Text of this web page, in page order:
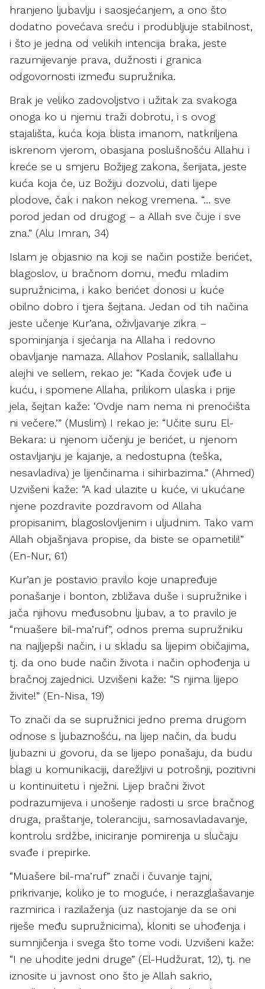
hranjeno ljubavlju i saosjećanjem, a ono što
dodatno povećava sreću i produbljuje stabilnost,
i što je jedna od velikih intencija braka, jeste
razumijevanje prava, dužnosti i granica
odgovornosti između supružnika.
Brak je veliko zadovoljstvo i užitak za svakoga
onoga ko u njemu traži dobrotu, i s ovog
stajališta, kuća koja blista imanom, natkriljena
iskrenom vjerom, obasjana poslušnošću Allahu i
kreće se u smjeru Božijeg zakona, šerijata, jeste
kuća koja će, uz Božiju dozvolu, dati lijepe
plodove, čak i nakon nekog vremena. “… sve
porod jedan od drugog – a Allah sve čuje i sve
zna.” (Alu Imran, 34)
Islam je objasnio na koji se način postiže berićet,
blagoslov, u bračnom domu, među mladim
supružnicima, i kako berićet donosi u kuće
obilno dobro i tjera šejtana. Jedan od tih načina
jeste učenje Kur’ana, oživljavanje zikra –
spominjanja i sjećanja na Allaha i redovno
obavljanje namaza. Allahov Poslanik, sallallahu
alejhi ve sellem, rekao je: “Kada čovjek uđe u
kuću, i spomene Allaha, prilikom ulaska i prije
jela, šejtan kaže: ‘Ovdje nam nema ni prenoćišta
ni večere.’” (Muslim) I rekao je: “Učite suru El-
Bekara: u njenom učenju je berićet, u njenom
ostavljanju je kajanje, a nedostupna (teška,
nesavladiva) je lijenčinama i sihirbazima.” (Ahmed)
Uzvišeni kaže: “A kad ulazite u kuće, vi ukućane
njene pozdravite pozdravom od Allaha
propisanim, blagoslovljenim i uljudnim. Tako vam
Allah objašnjava propise, da biste se opametili!”
(En-Nur, 61)
Kur’an je postavio pravilo koje unapređuje
ponašanje i bonton, zbližava duše i supružnike i
jača njihovu međusobnu ljubav, a to pravilo je
“muašere bil-ma’ruf”, odnos prema supružniku
na najljepši način, i u skladu sa lijepim običajima,
tj. da ono bude način života i način ophođenja u
bračnoj zajednici. Uzvišeni kaže: “S njima lijepo
živite!” (En-Nisa, 19)
To znači da se supružnici jedno prema drugom
odnose s ljubaznošću, na lijep način, da budu
ljubazni u govoru, da se lijepo ponašaju, da budu
blagi u komunikaciji, darežljivi u potrošnji, pozitivni
u kontinuitetu i nježni. Lijep bračni život
podrazumijeva i unošenje radosti u srce bračnog
druga, praštanje, toleranciju, samosavladavanje,
kontrolu srdžbe, iniciranje pomirenja u slučaju
svađe i prepirke.
“Muašere bil-ma’ruf” znači i čuvanje tajni,
prikrivanje, koliko je to moguće, i nerazglašavanje
razmirica i razilaženja (uz nastojanje da se oni
riješe među supružnicima), kloniti se uhođenja i
sumnjičenja i svega što tome vodi. Uzvišeni kaže:
“I ne uhodite jedni druge” (El-Hudžurat, 12), tj. ne
iznosite u javnost ono što je Allah sakrio,